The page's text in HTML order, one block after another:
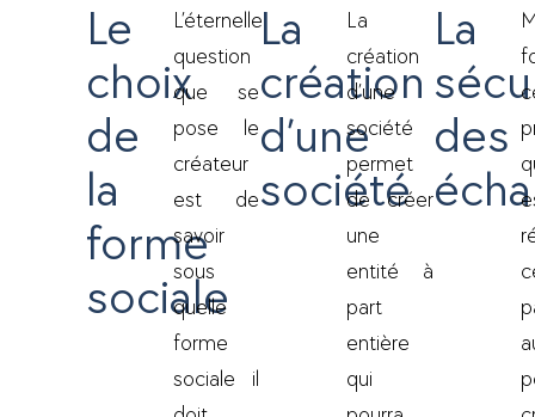
Le
choix
de
la
forme
sociale
L’éternelle
question
que se
pose le
créateur
est de
savoir
sous
quelle
forme
sociale il
La
création
d’une
société
La
création
d’une
société
permet
de créer
une
entité à
part
entière
qui
La
des